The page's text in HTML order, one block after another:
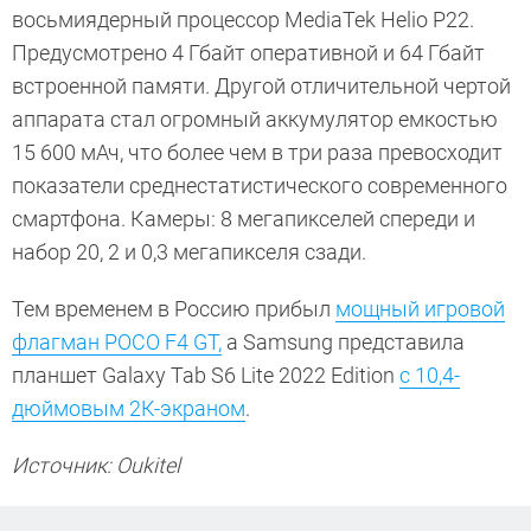
восьмиядерный процессор MediaTek Helio P22.
Предусмотрено 4 Гбайт оперативной и 64 Гбайт
встроенной памяти. Другой отличительной чертой
аппарата стал огромный аккумулятор емкостью
15 600 мАч, что более чем в три раза превосходит
показатели среднестатистического современного
смартфона. Камеры: 8 мегапикселей спереди и
набор 20, 2 и 0,3 мегапикселя сзади.
Тем временем в Россию прибыл мощный игровой
флагман POCO F4 GT, а Samsung представила
планшет Galaxy Tab S6 Lite 2022 Edition с 10,4-
дюймовым 2К-экраном.
Источник: Oukitel